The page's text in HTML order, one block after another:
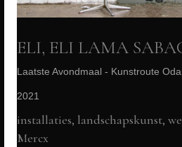
ELI, ELI LAMA
Laatste Avondmaal - Kunstroute
2021
installaties, landschapskunst,
Mercx